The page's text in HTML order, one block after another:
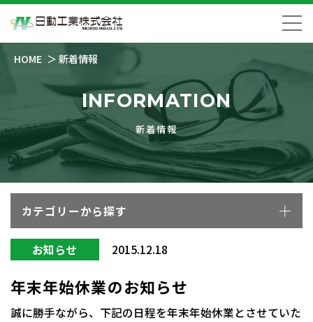
HOME 新着情報
INFORMATION
新着情報
カテゴリーから探す
お知らせ 2015.12.18
年末年始休業のお知らせ
誠に勝手ながら、下記の日程を年末年始休業とさせていた